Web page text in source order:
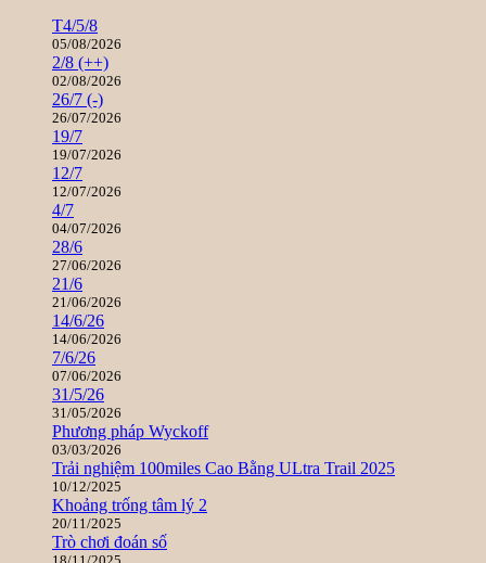
T4/5/8
05/08/2026
2/8 (++)
02/08/2026
26/7 (-)
26/07/2026
19/7
19/07/2026
12/7
12/07/2026
4/7
04/07/2026
28/6
27/06/2026
21/6
21/06/2026
14/6/26
14/06/2026
7/6/26
07/06/2026
31/5/26
31/05/2026
Phương pháp Wyckoff
03/03/2026
Trải nghiệm 100miles Cao Bằng ULtra Trail 2025
10/12/2025
Khoảng trống tâm lý 2
20/11/2025
Trò chơi đoán số